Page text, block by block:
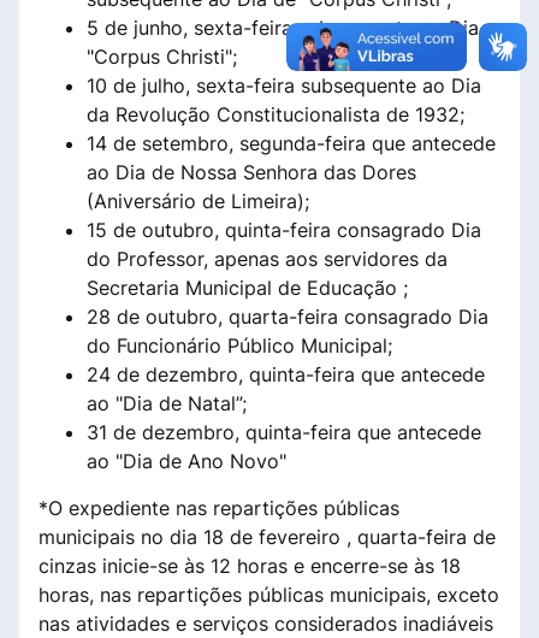
5 de junho, sexta-feira subsequente ao Dia
"Corpus Christi";
10 de julho, sexta-feira subsequente ao Dia
da Revolução Constitucionalista de 1932;
14 de setembro, segunda-feira que antecede
ao Dia de Nossa Senhora das Dores
(Aniversário de Limeira);
15 de outubro, quinta-feira consagrado Dia
do Professor, apenas aos servidores da
Secretaria Municipal de Educação ;
28 de outubro, quarta-feira consagrado Dia
do Funcionário Público Municipal;
24 de dezembro, quinta-feira que antecede
ao "Dia de Natal”;
31 de dezembro, quinta-feira que antecede
ao "Dia de Ano Novo"
*O expediente nas repartições públicas
municipais no dia 18 de fevereiro , quarta-feira de
cinzas inicie-se às 12 horas e encerre-se às 18
horas, nas repartições públicas municipais, exceto
nas atividades e serviços considerados inadiáveis